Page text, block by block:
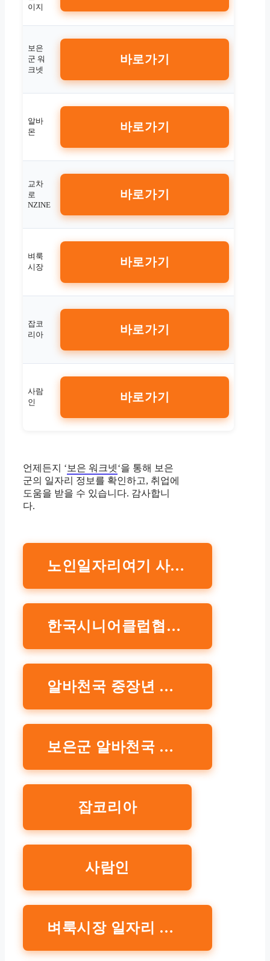
이지
보은
군 워
크넷
바로가기
알바
몬
바로가기
교차
로
NZINE
바로가기
벼룩
시장
바로가기
잡코
리아
바로가기
사람
인
바로가기
언제든지 ‘ 보은 워크넷‘을 통해 보은
군의 일자리 정보를 확인하고, 취업에
도움을 받을 수 있습니다. 감사합니
다.
노인일자리여기 사이트
한국시니어클럽협회 사이트
알바천국 중장년 채용관 홈페이지
보은군 알바천국 일자리 확인
잡코리아
사람인
벼룩시장 일자리 찾기